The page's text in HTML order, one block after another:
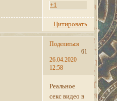
+1
Цитировать
Поделиться
61
26.04.2020
12:58
Реальное
секс видео в